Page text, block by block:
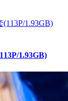
1.93GB)